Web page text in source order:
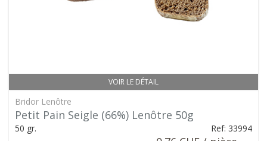
VOIR LE DÉTAIL
Bridor Lenôtre
Petit Pain Seigle (66%) Lenôtre 50g
50 gr. Ref: 33994